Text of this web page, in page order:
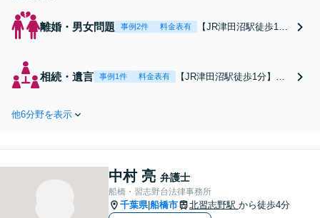
離婚・男女問題 事例2件 料金表有
【JR津田沼駅徒歩1
ルでお困りの際には早
相続・遺言 事例1件 料金表有
【JR津田沼駅徒歩1分】
す。提示した解決策のメリ
わかりやすくご説明します
【初回相談無料 】【プライ
バシーへの配慮も安心】
他6分野を表示
中村 亮 弁護士
船橋・習志野台法律事務所
千葉県|船橋市 北習志野駅 から徒歩4分